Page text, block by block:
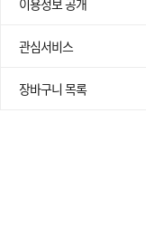
이용정보 공개
관심서비스
장바구니 목록